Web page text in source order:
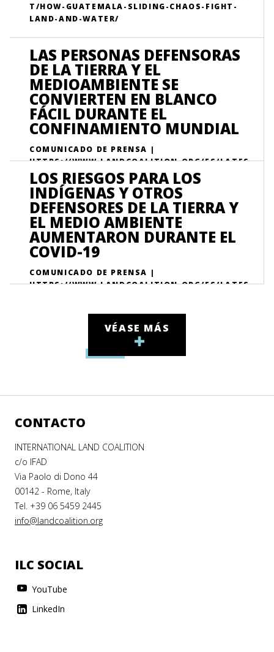
T/HOW-GUATEMALA-SLIDING-CHAOS-FIGHT-
LAND-AND-WATER/
LAS PERSONAS DEFENSORAS
DE LA TIERRA Y EL
MEDIOAMBIENTE SE
CONVIERTEN EN BLANCO
FÁCIL DURANTE EL
CONFINAMIENTO MUNDIAL
COMUNICADO DE PRENSA |
HTTPS://WWW.LANDCOALITION.ORG/ES/LATES
T/LAND-AND-ENVIRONMENTAL-DEFENDERS-
SITTING-DUCKS-WHILE-WORLD-GOES-
LOCKDOWN/
LOS RIESGOS PARA LOS
INDÍGENAS Y OTROS
DEFENSORES DE LA TIERRA Y
EL MEDIO AMBIENTE
AUMENTARON DURANTE EL
COVID-19
COMUNICADO DE PRENSA |
HTTPS://WWW.LANDCOALITION.ORG/ES/LATES
RISKS-DUE-COVID-19/VÉASE MÁS
CONTACTO
INTERNATIONAL LAND COALITION
c/o IFAD
Via Paolo di Dono 44
00142 - Rome, Italy
Tel. +39 06 5459 2445
info@landcoalition.org
ILC SOCIAL
YouTube
LinkedIn